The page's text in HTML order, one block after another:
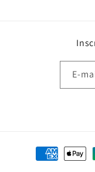
E-
Moyens
de